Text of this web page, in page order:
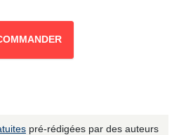
pré-rédigées par des auteurs